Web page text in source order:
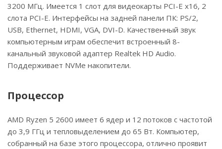
3200 МГц. Имеется 1 слот для видеокарты PCI-E x16, 2
слота PCI-E. Интерфейсы на задней панели ПК: PS/2,
USB, Ethernet, HDMI, VGA, DVI-D. Качественный звук
компьютерным играм обеспечит встроенный 8-
канальный звуковой адаптер Realtek HD Audio.
Поддерживает NVMe накопители.
Процессор
AMD Ryzen 5 2600 имеет 6 ядер и 12 потоков с частотой
до 3,9 ГГц и тепловыделением до 65 Вт. Компьютер,
собранный на базе этого процессора, отлично проявит